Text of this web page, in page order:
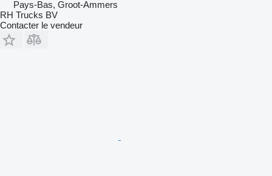
Pays-Bas, Groot-Ammers
RH Trucks BV
Contacter le vendeur